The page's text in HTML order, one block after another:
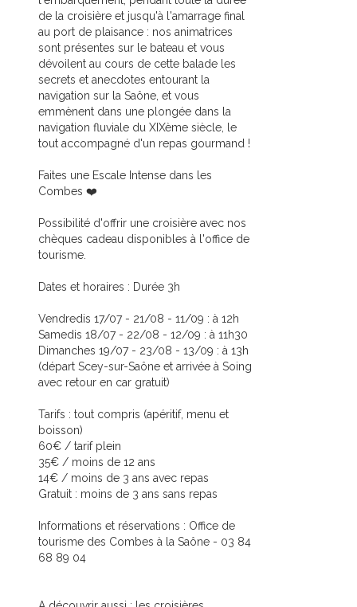
de la croisière et jusqu'à l'amarrage final
au port de plaisance : nos animatrices
sont présentes sur le bateau et vous
dévoilent au cours de cette balade les
secrets et anecdotes entourant la
navigation sur la Saône, et vous
emmènent dans une plongée dans la
navigation fluviale du XIXème siècle, le
tout accompagné d'un repas gourmand !
Faites une Escale Intense dans les
Combes ❤️
Possibilité d'offrir une croisière avec nos
chèques cadeau disponibles à l'office de
tourisme.
Dates et horaires : Durée 3h
Vendredis 17/07 - 21/08 - 11/09 : à 12h
Samedis 18/07 - 22/08 - 12/09 : à 11h30
Dimanches 19/07 - 23/08 - 13/09 : à 13h
(départ Scey-sur-Saône et arrivée à Soing
avec retour en car gratuit)
Tarifs : tout compris (apéritif, menu et
boisson)
60€ / tarif plein
35€ / moins de 12 ans
14€ / moins de 3 ans avec repas
Gratuit : moins de 3 ans sans repas
Informations et réservations : Office de
tourisme des Combes à la Saône - 03 84
68 89 04